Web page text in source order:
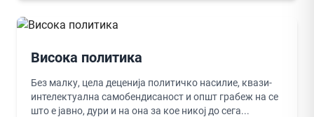
Висока политика
Без малку, цела деценија политичко насилие, квази-
интелектуална самобендисаност и општ грабеж на се
што е јавно, дури и на она за кое никој до сега...